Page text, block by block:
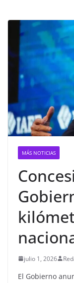
MÁS NOTICIAS
julio 1, 2026
El Gobierno